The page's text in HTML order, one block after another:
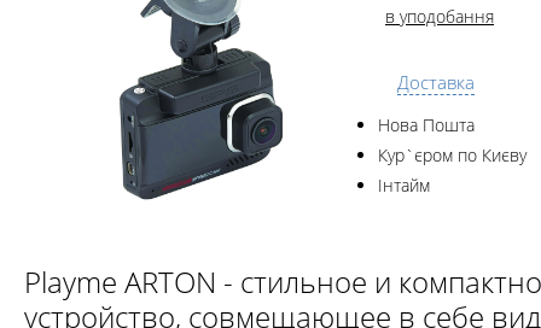
в уподобання
Доставка
Нова Пошта
Кур`єром по Києву
Інтайм
Playme ARTON - стильное и
устройство, совмещающее в себе